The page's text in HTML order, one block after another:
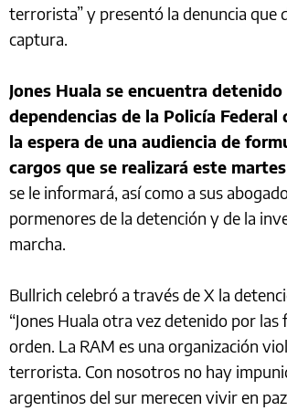
terrorista” y presentó la denuncia que
captura.
Jones Huala se encuentra detenido
dependencias de la Policía Federal
la espera de una audiencia de
cargos que se realizará este martes
se le informará, así como a sus
pormenores de la detención y de la
marcha.
Bullrich celebró a través de X la
“Jones Huala otra vez detenido por las
orden. La RAM es una organización
terrorista. Con nosotros no hay
argentinos del sur merecen vivir en